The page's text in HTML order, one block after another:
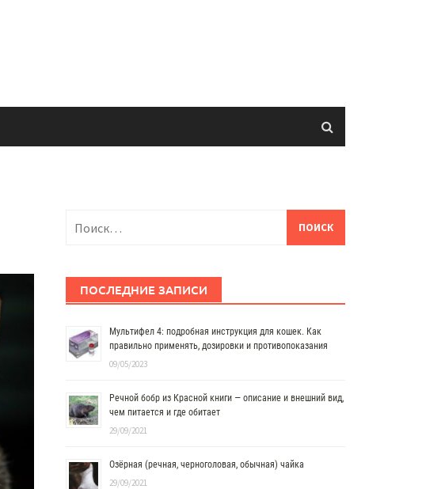
ПОСЛЕДНИЕ ЗАПИСИ
Мультифел 4: подробная инструкция для кошек. Как
правильно применять, дозировки и противопоказания
09/05/2023
Речной бобр из Красной книги — описание и внешний вид,
чем питается и где обитает
29/09/2021
Озёрная (речная, черноголовая, обычная) чайка
29/09/2021